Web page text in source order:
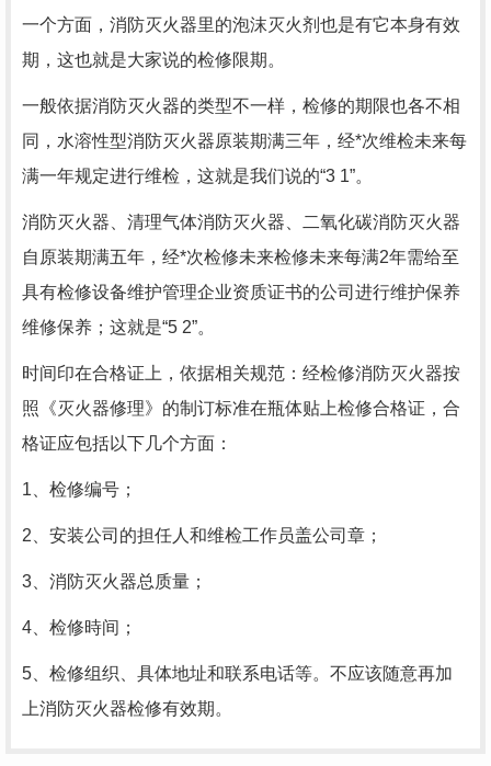
一个方面，消防灭火器里的泡沫灭火剂也是有它本身有效
期，这也就是大家说的检修限期。
一般依据消防灭火器的类型不一样，检修的期限也各不相
同，水溶性型消防灭火器原装期满三年，经*次维检未来每
满一年规定进行维检，这就是我们说的“3 1”。
消防灭火器、清理气体消防灭火器、二氧化碳消防灭火器
自原装期满五年，经*次检修未来检修未来每满2年需给至
具有检修设备维护管理企业资质证书的公司进行维护保养
维修保养；这就是“5 2”。
时间印在合格证上，依据相关规范：经检修消防灭火器按
照《灭火器修理》的制订标准在瓶体贴上检修合格证，合
格证应包括以下几个方面：
1、检修编号；
2、安装公司的担任人和维检工作员盖公司章；
3、消防灭火器总质量；
4、检修時间；
5、检修组织、具体地址和联系电话等。不应该随意再加
上消防灭火器检修有效期。